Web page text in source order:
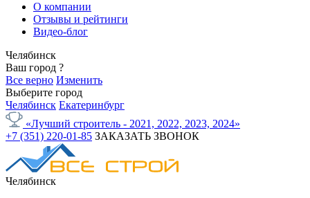
О компании
Отзывы и рейтинги
Видео-блог
Челябинск
Ваш город ?
Все верно Изменить
Выберите город
Челябинск Екатеринбург
«Лучший строитель - 2021, 2022, 2023, 2024»
+7 (351) 220-01-85 ЗАКАЗАТЬ ЗВОНОК
Челябинск